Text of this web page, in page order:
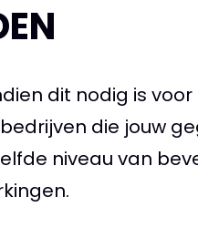
dit nodig is
die jouw
niveau van